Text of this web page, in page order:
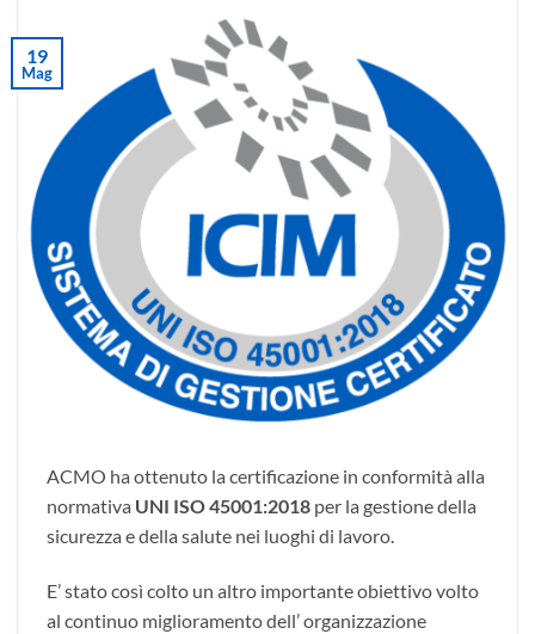
19
Mag
ACMO ha ottenuto la certificazione in conformità alla
normativa UNI ISO 45001:2018 per la gestione della
sicurezza e della salute nei luoghi di lavoro.
E’ stato così colto un altro importante obiettivo volto
al continuo miglioramento dell’ organizzazione